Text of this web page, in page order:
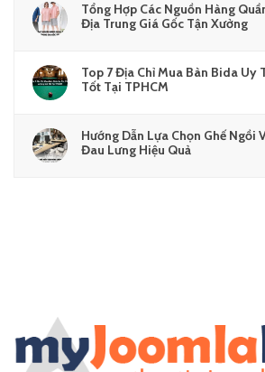
Tổng Hợp Các Nguồn Hàng
Địa Trung Giá Gốc Tận Xưởng
Top 7 Địa Chỉ Mua Bàn Bida Uy
Tốt Tại TPHCM
Hướng Dẫn Lựa Chọn Ghế Ngồi
Đau Lưng Hiệu Quả